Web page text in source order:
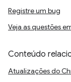
Registre um bug
Veja as questões
Conteúdo
Atualizações do